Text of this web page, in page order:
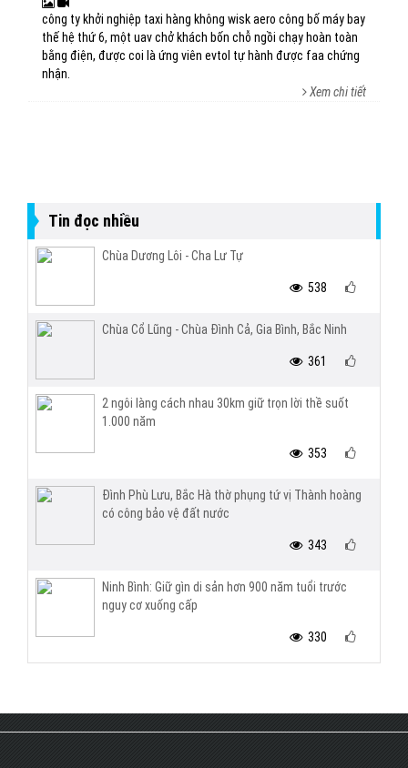
công ty khởi nghiệp taxi hàng không wisk aero công bố máy bay
thế hệ thứ 6, một uav chở khách bốn chỗ ngồi chạy hoàn toàn
bằng điện, được coi là ứng viên evtol tự hành được faa chứng
nhận.
Xem chi tiết
Tin đọc nhiều
Chùa Dương Lôi - Cha Lư Tự
538
Chùa Cổ Lũng - Chùa Đình Cả, Gia Bình, Bắc Ninh
361
2 ngôi làng cách nhau 30km giữ trọn lời thề suốt
1.000 năm
353
Đình Phù Lưu, Bắc Hà thờ phụng tứ vị Thành hoàng
có công bảo vệ đất nước
343
Ninh Bình: Giữ gìn di sản hơn 900 năm tuổi trước
nguy cơ xuống cấp
330